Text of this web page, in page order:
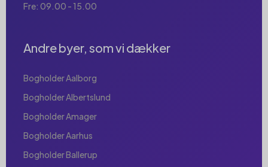
Fre: 09.00 - 15.00
Andre byer, som vi dækker
Bogholder Aalborg
Bogholder Albertslund
Bogholder Amager
Bogholder Aarhus
Bogholder Ballerup